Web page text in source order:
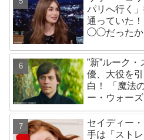
パリへ行く
通っていた
◯◯だったか
”新”ルーク
優、大役を
白！ 「魔法
ー・ウォー
とによろこ
セイディー
手は「スト